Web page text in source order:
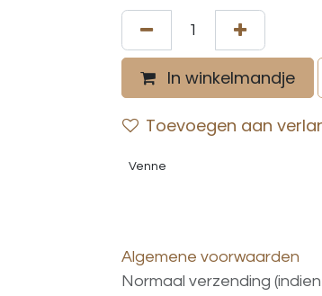
In winkelmandje
Toevoegen aan
Venne
Algemene voorwaarden
Normaal verzending